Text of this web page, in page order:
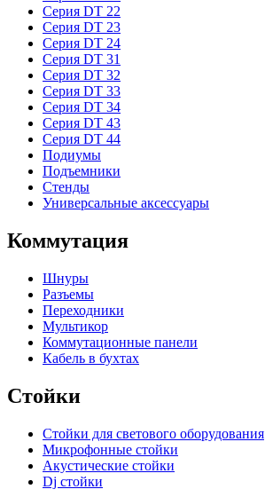
Серия DT 22
Серия DT 23
Серия DT 24
Серия DT 31
Серия DT 32
Серия DT 33
Серия DT 34
Серия DT 43
Серия DT 44
Подиумы
Подъемники
Стенды
Универсальные аксессуары
Коммутация
Шнуры
Разъемы
Переходники
Мультикор
Коммутационные панели
Кабель в бухтах
Стойки
Стойки для светового оборудования
Микрофонные стойки
Акустические стойки
Dj стойки